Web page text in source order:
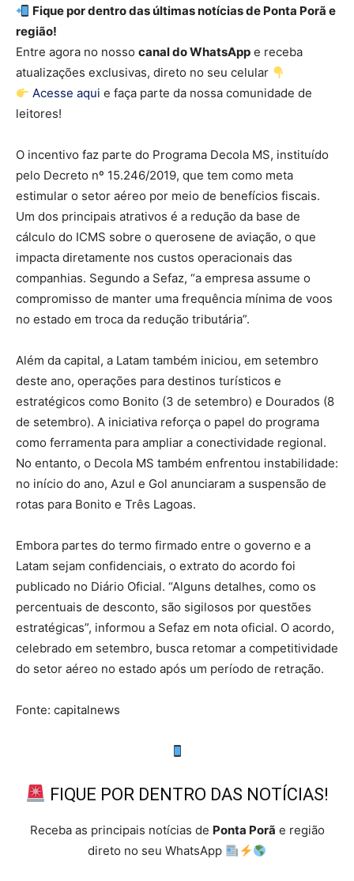
Fique por dentro das últimas notícias de Ponta Porã e
região!
Entre agora no nosso canal do WhatsApp e receba
atualizações exclusivas, direto no seu celular
Acesse aqui e faça parte da nossa comunidade de
leitores!
O incentivo faz parte do Programa Decola MS, instituído
pelo Decreto nº 15.246/2019, que tem como meta
estimular o setor aéreo por meio de benefícios fiscais.
Um dos principais atrativos é a redução da base de
cálculo do ICMS sobre o querosene de aviação, o que
impacta diretamente nos custos operacionais das
companhias. Segundo a Sefaz, “a empresa assume o
compromisso de manter uma frequência mínima de voos
no estado em troca da redução tributária”.
Além da capital, a Latam também iniciou, em setembro
deste ano, operações para destinos turísticos e
estratégicos como Bonito (3 de setembro) e Dourados (8
de setembro). A iniciativa reforça o papel do programa
como ferramenta para ampliar a conectividade regional.
No entanto, o Decola MS também enfrentou instabilidade:
no início do ano, Azul e Gol anunciaram a suspensão de
rotas para Bonito e Três Lagoas.
Embora partes do termo firmado entre o governo e a
Latam sejam confidenciais, o extrato do acordo foi
publicado no Diário Oficial. “Alguns detalhes, como os
percentuais de desconto, são sigilosos por questões
estratégicas”, informou a Sefaz em nota oficial. O acordo,
celebrado em setembro, busca retomar a competitividade
do setor aéreo no estado após um período de retração.
Fonte: capitalnews
FIQUE POR DENTRO DAS NOTÍCIAS!
Receba as principais notícias de Ponta Porã e região
direto no seu WhatsApp